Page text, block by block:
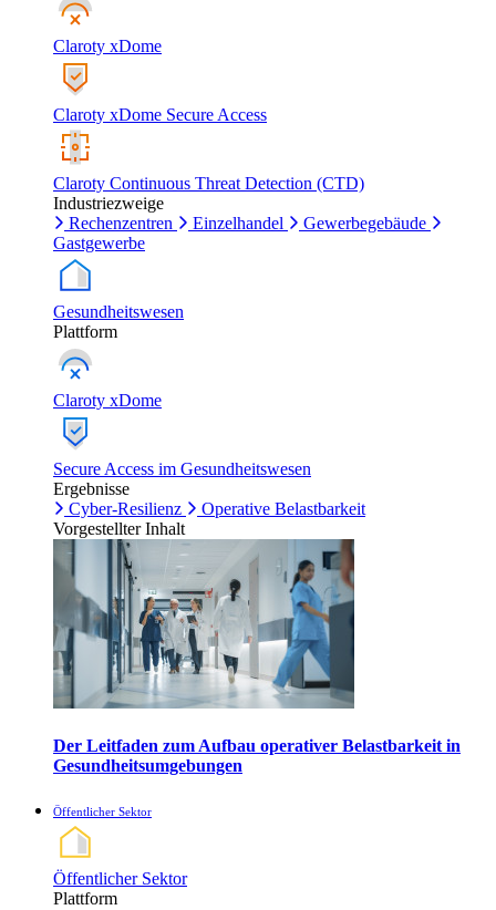
Claroty xDome
Claroty xDome Secure Access
Claroty Continuous Threat Detection (CTD)
Industriezweige
Rechenzentren
Einzelhandel
Gewerbegebäude
Gastgewerbe
Gesundheitswesen
Plattform
Claroty xDome
Secure Access im Gesundheitswesen
Ergebnisse
Cyber-Resilienz
Operative Belastbarkeit
Vorgestellter Inhalt
Der Leitfaden zum Aufbau operativer Belastbarkeit in
Gesundheitsumgebungen
Öffentlicher Sektor
Öffentlicher Sektor
Plattform